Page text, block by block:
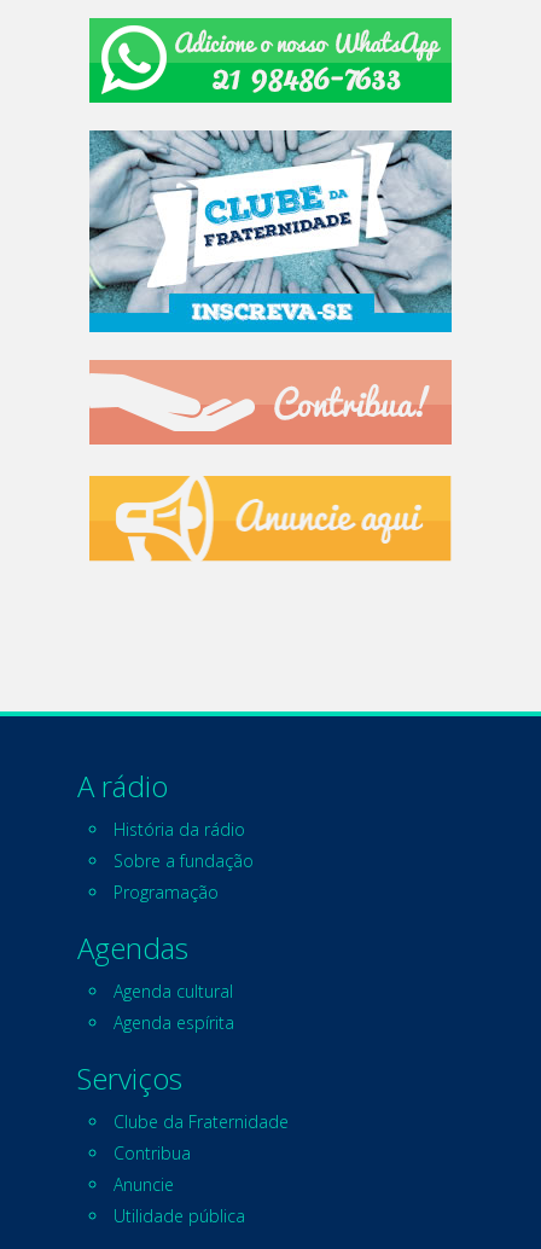
A rádio
História da rádio
Sobre a fundação
Programação
Agendas
Agenda cultural
Agenda espírita
Serviços
Clube da Fraternidade
Contribua
Anuncie
Utilidade pública